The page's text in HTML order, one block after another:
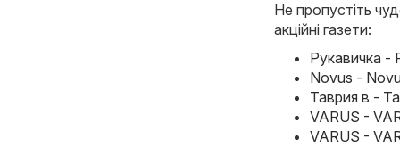
Не пропустіть
акційні газети:
Рукавичка -
Novus -
Таврия в -
VARUS -
VARUS -